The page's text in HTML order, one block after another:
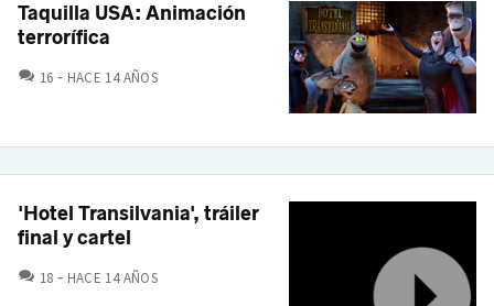
Taquilla USA: Animación
terrorífica
16 COMENTARIOS
HACE 14 AÑOS
'Hotel Transilvania', tráiler
final y cartel
18 COMENTARIOS
HACE 14 AÑOS